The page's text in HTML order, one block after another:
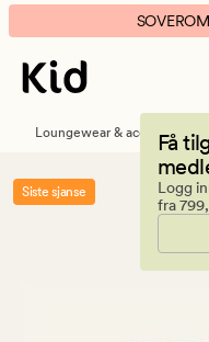
Flowerpop
smykkeskrin
m/glidelås
multi
banner.
Klikk
ESCAPE
pause.
Få
Logg
fra
Loungewear & accessories
Siste sjanse